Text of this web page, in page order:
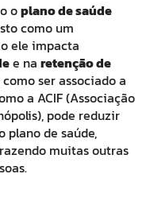
oplano de saúde
como um
ele impacta
e na retenção de
ser associado a
a ACIF (Associação
pode reduzir
plano de saúde,
muitas outras